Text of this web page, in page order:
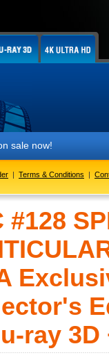
| Terms & Conditions |
#128
ray 3D